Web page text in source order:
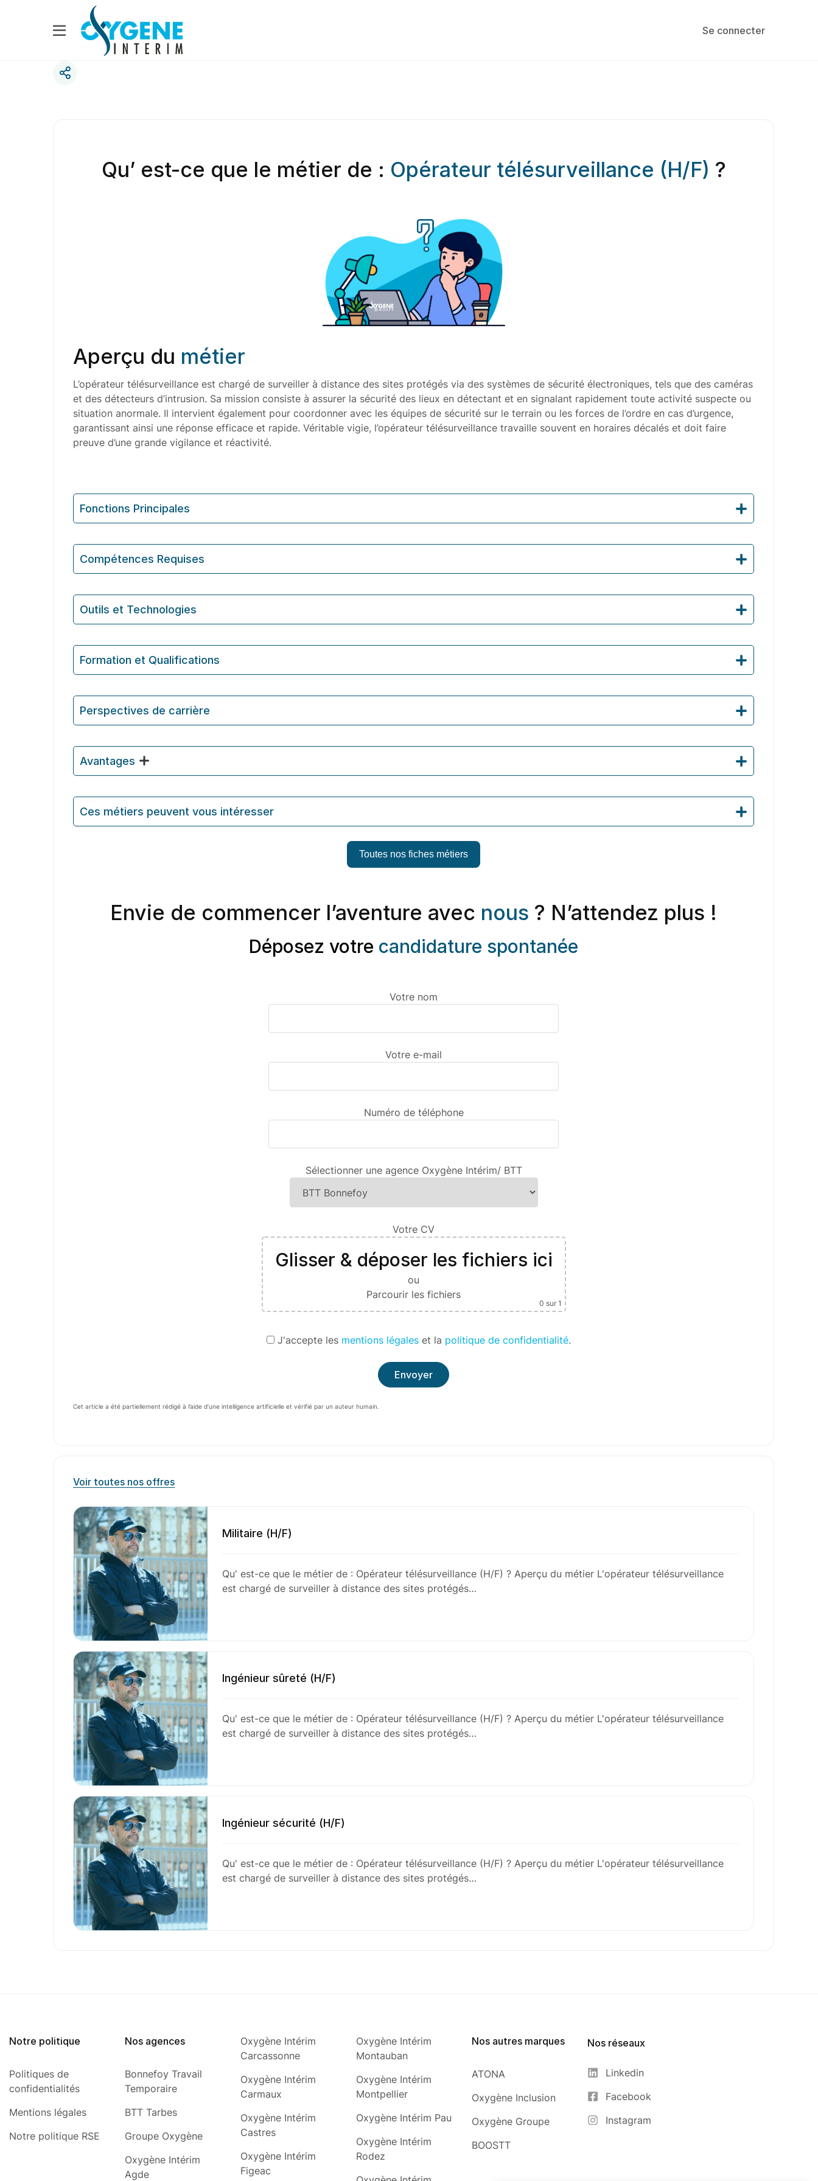
Se connecter
Qu’ est-ce que le métier de : Opérateur télésurveillance (H/F) ?
Aperçu du métier
L’opérateur télésurveillance est chargé de surveiller à distance des sites protégés via des systèmes de sécurité électroniques, tels que des caméras
et des détecteurs d’intrusion. Sa mission consiste à assurer la sécurité des lieux en détectant et en signalant rapidement toute activité suspecte ou
situation anormale. Il intervient également pour coordonner avec les équipes de sécurité sur le terrain ou les forces de l’ordre en cas d’urgence,
garantissant ainsi une réponse efficace et rapide. Véritable vigie, l’opérateur télésurveillance travaille souvent en horaires décalés et doit faire
preuve d’une grande vigilance et réactivité.
Fonctions Principales
Compétences Requises
Outils et Technologies ️
Formation et Qualifications
Perspectives de carrière
Avantages
Ces métiers peuvent vous intéresser
Toutes nos fiches métiers
Envie de commencer l’aventure avec nous ? N’attendez plus !
Déposez votre candidature spontanée
Votre nom
Votre e-mail
Numéro de téléphone
Sélectionner une agence Oxygène Intérim/ BTT
Votre CV
Glisser & déposer les fichiers ici
ou
Parcourir les fichiers
0 sur 1
J'accepte les mentions légaleset la politique de confidentialité.
Cet article a été partiellement rédigé à l’aide d’une intelligence artificielle et vérifié par un auteur humain.
Voir toutes nos offres
Militaire (H/F)
Qu' est-ce que le métier de : Opérateur télésurveillance (H/F) ? Aperçu du métier L'opérateur télésurveillance
est chargé de surveiller à distance des sites protégés…
Ingénieur sûreté (H/F)
Qu' est-ce que le métier de : Opérateur télésurveillance (H/F) ? Aperçu du métier L'opérateur télésurveillance
est chargé de surveiller à distance des sites protégés…
Ingénieur sécurité (H/F)
Qu' est-ce que le métier de : Opérateur télésurveillance (H/F) ? Aperçu du métier L'opérateur télésurveillance
est chargé de surveiller à distance des sites protégés…
Notre politique
Politiques de
confidentialités
Mentions légales
Notre politique RSE
Nos agences
Bonnefoy Travail
Temporaire
BTT Tarbes
Groupe Oxygène
Oxygène Intérim
Agde
Oxygène Intérim
Carcassonne
Oxygène Intérim
Carmaux
Oxygène Intérim
Castres
Oxygène Intérim
Figeac
Oxygène Intérim
Montauban
Oxygène Intérim
Montpellier
Oxygène Intérim Pau
Oxygène Intérim
Rodez
Nos autres marques
ATONA
Oxygène Inclusion
Oxygène Groupe
BOOSTT
Nos réseaux
Linkedin
Facebook
Instagram